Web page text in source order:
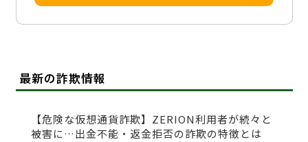
最新の詐欺情報
【危険な仮想通貨詐欺】ZERION利用者が続々と
被害に…出金不能・返金拒否の詐欺の特徴とは